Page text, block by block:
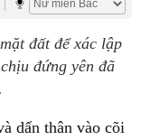
đất để xác lập
đứng yên đã
dấn thân vào cõi